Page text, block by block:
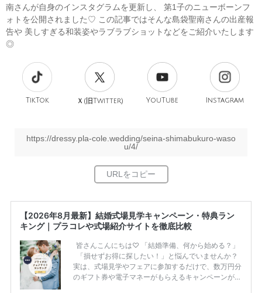
南さんが自身のインスタグラムを更新し、 第1子のニューボーンフ
ォトを公開されました♡ この記事ではそんな島袋聖南さんの出産報
告や 美しすぎる和装姿やラブラブショットなどをご紹介いたします
◎
TikTok Ｘ(旧Twitter) YouTube Instagram
https://dressy.pla-cole.wedding/seina-shimabukuro-waso
u/4/
【2026年8月最新】結婚式場見学キャンペーン・特典ラン
キング｜プラコレや式場紹介サイトを徹底比較
皆さんこんにちは♡ 「結婚準備、何から始める？」
「損せずお得に探したい！」と悩んでいませんか？
実は、式場見学やフェアに参加するだけで、数万円分
のギフト券や電子マネーがもらえるキャンペーンがあ